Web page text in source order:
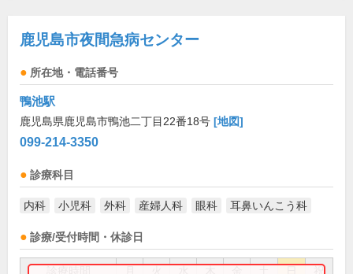
鹿児島市夜間急病センター
所在地・電話番号
鴨池駅
鹿児島県鹿児島市鴨池二丁目22番18号 [地図]
099-214-3350
診療科目
内科 小児科 外科 産婦人科 眼科 耳鼻いんこう科
診療/受付時間・休診日
祝